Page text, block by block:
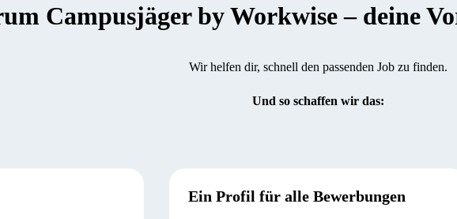
Campusjäger by Workwise – deine
Wir helfen dir, schnell den passenden Job zu finden.
Und so schaffen wir das:
Ein Profil für alle Bewerbungen